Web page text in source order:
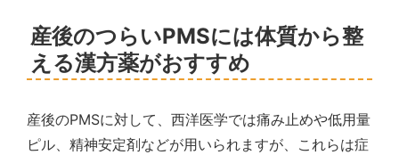
産後のつらいPMSには体質から整
える漢方薬がおすすめ
産後のPMSに対して、西洋医学では痛み止めや低用量
ピル、精神安定剤などが用いられますが、これらは症